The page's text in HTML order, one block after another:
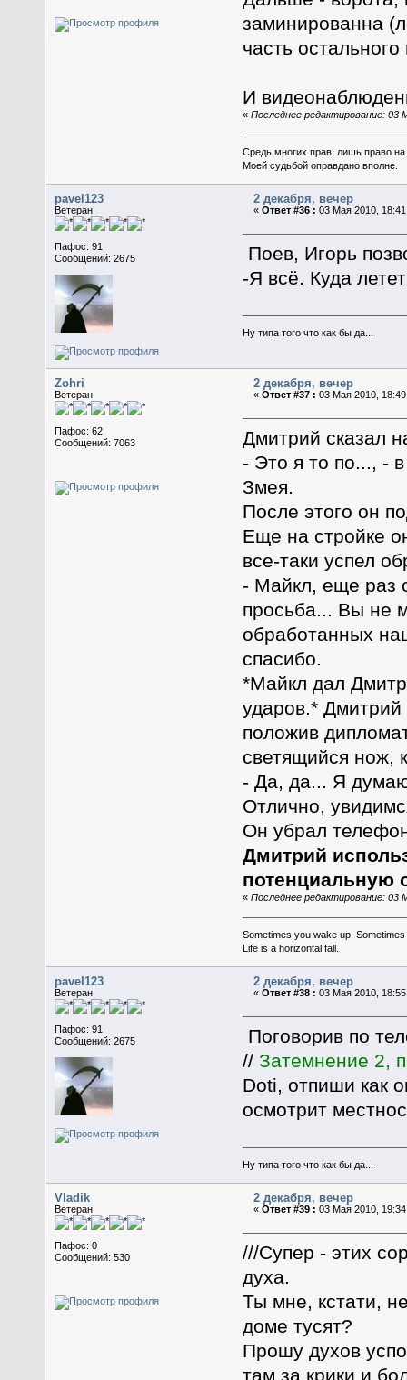
заминированна
часть
И
« Последнее редактирование: 03
Средь многих прав, лишь право
Моей судьбой оправдано вполне.
pavel123
Ветеран
Пафос: 91
Сообщений: 2675
2 декабря, вечер
«Ответ #36 : 03 Мая 2010,
Поев, Игорь
-Я всё. Куда
Ну типа того что как бы да...
Zohri
Ветеран
Пафос: 62
Сообщений: 7063
2 декабря, вечер
«Ответ #37 : 03 Мая 2010,
Дмитрий сказал
- Это я то по..., -
Змея.
После этого он
Еще на стройке
все-таки успел
- Майкл, еще раз
просьба... Вы не
обработанных
спасибо.
*Майкл дал
ударов.* Дмитрий
положив
светящийся нож,
- Да, да... Я
Отлично,
Он убрал
Дмитрий
потенциальную
« Последнее редактирование: 03
Sometimes you wake up.
Life is a horizontal fall.
pavel123
Ветеран
Пафос: 91
Сообщений: 2675
2 декабря, вечер
«Ответ #38 : 03 Мая 2010,
Поговорив по
//Затемнение 2,
Doti, отпиши как
осмотрит
Ну типа того что как бы да...
Vladik
Ветеран
Пафос: 0
Сообщений: 530
2 декабря, вечер
«Ответ #39 : 03 Мая 2010,
///Супер - этих
духа.
Ты мне, кстати,
доме тусят?
Прошу духов
там за крики и